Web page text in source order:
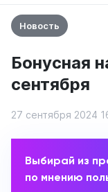
Новость
Бонусная
сентября
27 сентября 2024
Выбирай из
по мнению